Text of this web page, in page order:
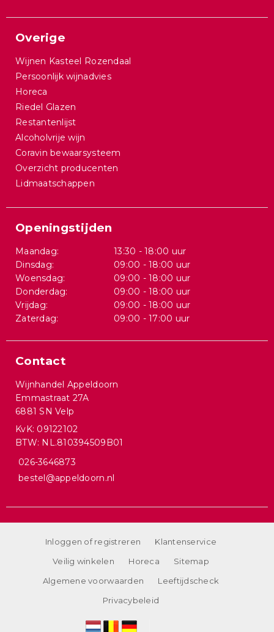
Overige
Wijnen Kasteel Rozendaal
Persoonlijk wijnadvies
Horeca
Riedel Glazen
Restantenlijst
Alcoholvrije wijn
Coravin bewaarsysteem
Overzicht producenten
Lidmaatschappen
Openingstijden
Maandag:
13:30 - 18:00 uur
Dinsdag:
09:00 - 18:00 uur
Woensdag:
09:00 - 18:00 uur
Donderdag:
09:00 - 18:00 uur
Vrijdag:
09:00 - 18:00 uur
Zaterdag:
09:00 - 17:00 uur
Contact
Wijnhandel Appeldoorn
Emmastraat 27A
6881 SN Velp
KvK: 09122102
BTW: NL.810394509B01
026-3646873
bestel@appeldoorn.nl
Inloggen of registreren
Klantenservice
Veilig winkelen
Horeca
Sitemap
Algemene voorwaarden
Leeftijdscheck
Privacybeleid